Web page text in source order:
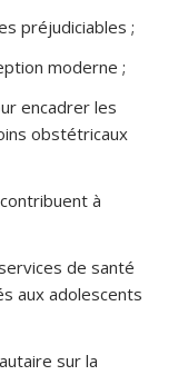
préjudiciables ;
moderne ;
encadrer les
obstétricaux
à
de santé
aux adolescents
sur la